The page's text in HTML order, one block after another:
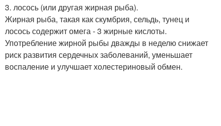
3. лосось (или другая жирная рыба).
Жирная рыба, такая как скумбрия, сельдь, тунец и
лосось содержит омега - 3 жирные кислоты.
Употребление жирной рыбы дважды в неделю снижает
риск развития сердечных заболеваний, уменьшает
воспаление и улучшает холестериновый обмен.